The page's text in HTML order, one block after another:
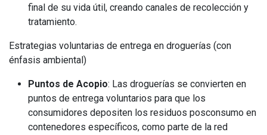
final de su vida útil, creando canales de recolección y
tratamiento.
Estrategias voluntarias de entrega en droguerías (con
énfasis ambiental)
Puntos de Acopio: Las droguerías se convierten en
puntos de entrega voluntarios para que los
consumidores depositen los residuos posconsumo en
contenedores específicos, como parte de la red